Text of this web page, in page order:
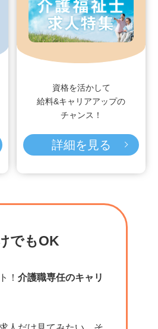
資格を活かして
給料&キャリアアップの
チャンス！
詳細を見る
でもOK
！ 介護職専任のキャリ